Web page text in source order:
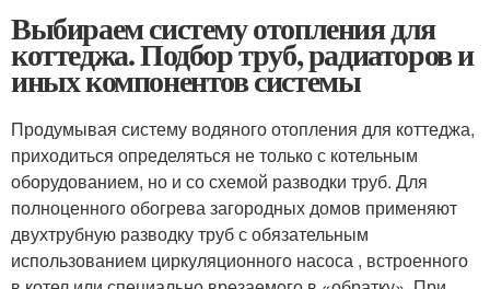
Выбираем систему отопления для
коттеджа. Подбор труб, радиаторов и
иных компонентов системы
Продумывая систему водяного отопления для коттеджа,
приходиться определяться не только с котельным
оборудованием, но и со схемой разводки труб. Для
полноценного обогрева загородных домов применяют
двухтрубную разводку труб с обязательным
использованием циркуляционного насоса , встроенного